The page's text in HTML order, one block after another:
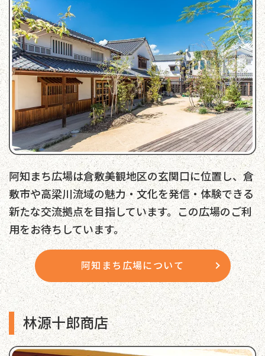
阿知まち広場は倉敷美観地区の玄関口に位置し、倉
敷市や高梁川流域の魅力・文化を発信・体験できる
新たな交流拠点を目指しています。この広場のご利
用をお待ちしています。
阿知まち広場について
林源十郎商店